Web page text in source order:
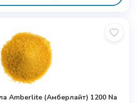
Amberlite (Амберлайт) 1200 Na